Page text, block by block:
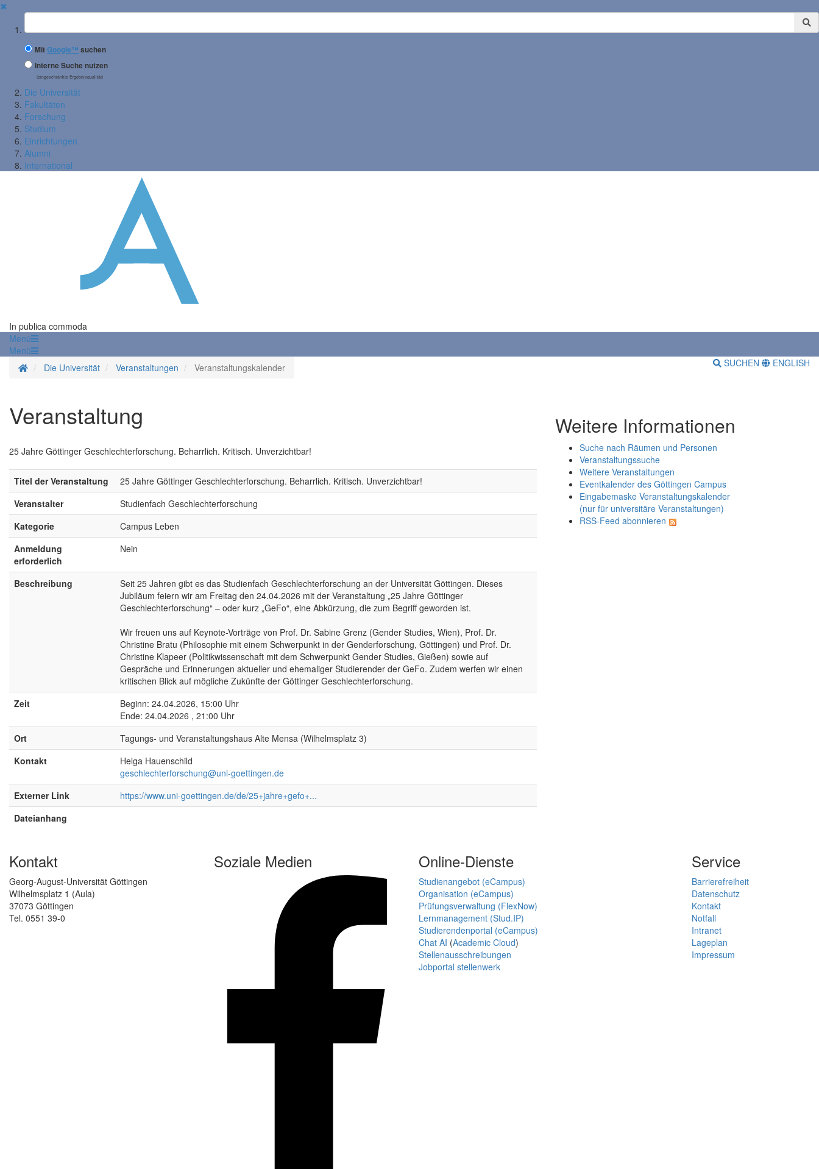
✖
Suchbegriff
MitGoogle™ suchen
Interne Suche nutzen
(eingeschränkte Ergebnisqualität)
Die Universität
Fakultäten
Forschung
Studium
Einrichtungen
Alumni
International
In publica commoda
Menü
Menü
StartseiteDie Universität Veranstaltungen Veranstaltungskalender SUCHEN ENGLISH
Veranstaltung
25 Jahre Göttinger Geschlechterforschung. Beharrlich. Kritisch. Unverzichtbar!
Titel der Veranstaltung
25 Jahre Göttinger Geschlechterforschung. Beharrlich. Kritisch. Unverzichtbar!
Veranstalter
Studienfach Geschlechterforschung
Kategorie
Campus Leben
Anmeldung
erforderlich
Nein
Beschreibung
Seit 25 Jahren gibt es das Studienfach Geschlechterforschung an der Universität Göttingen. Dieses
Jubiläum feiern wir am Freitag den 24.04.2026 mit der Veranstaltung „25 Jahre Göttinger
Geschlechterforschung“ – oder kurz „GeFo“, eine Abkürzung, die zum Begriff geworden ist.
Wir freuen uns auf Keynote-Vorträge von Prof. Dr. Sabine Grenz (Gender Studies, Wien), Prof. Dr.
Christine Bratu (Philosophie mit einem Schwerpunkt in der Genderforschung, Göttingen) und Prof. Dr.
Christine Klapeer (Politikwissenschaft mit dem Schwerpunkt Gender Studies, Gießen) sowie auf
Gespräche und Erinnerungen aktueller und ehemaliger Studierender der GeFo. Zudem werfen wir einen
kritischen Blick auf mögliche Zukünfte der Göttinger Geschlechterforschung.
Zeit
Beginn: 24.04.2026, 15:00 Uhr
Ende: 24.04.2026 , 21:00 Uhr
Ort
Tagungs- und Veranstaltungshaus Alte Mensa (Wilhelmsplatz 3)
Kontakt
Helga Hauenschild
geschlechterforschung@uni-goettingen.de
Externer Link
https://www.uni-goettingen.de/de/25+jahre+gefo+...
Dateianhang
Weitere Informationen
Suche nach Räumen und Personen
Veranstaltungssuche
Weitere Veranstaltungen
Eventkalender des Göttingen Campus
Eingabemaske Veranstaltungskalender
(nur für universitäre Veranstaltungen)
RSS-Feed abonnieren
Kontakt
Georg-August-Universität Göttingen
Wilhelmsplatz 1 (Aula)
37073 Göttingen
Tel. 0551 39-0
Soziale Medien Online-Dienste
Studienangebot (eCampus)
Organisation (eCampus)
Prüfungsverwaltung (FlexNow)
Lernmanagement (Stud.IP)
Studierendenportal (eCampus)
Chat AI (Academic Cloud)
Stellenausschreibungen
Jobportal stellenwerk
Service
Barrierefreiheit
Datenschutz
Kontakt
Notfall
Intranet
Lageplan
Impressum